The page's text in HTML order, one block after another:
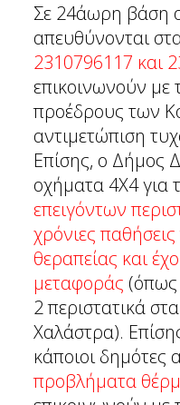
Σε 24άωρη βάση
απευθύνονται
2310796117 και
επικοινωνούν με
προέδρους των
αντιμετώπιση
Επίσης, ο Δήμος
οχήματα 4Χ4 για
επειγόντων
χρόνιες
θεραπείας και
μεταφοράς (όπως
2 περιστατικά
Χαλάστρα).
κάποιοι δημότες
προβλήματα